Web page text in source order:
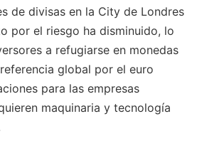
de divisas en la City de Londres
por el riesgo ha disminuido, lo
a refugiarse en monedas
global por el euro
para las empresas
maquinaria y tecnología